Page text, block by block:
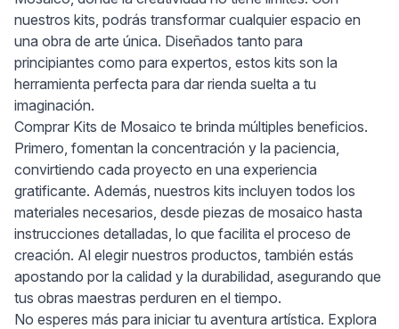
nuestros kits, podrás transformar cualquier espacio en
una obra de arte única. Diseñados tanto para
principiantes como para expertos, estos kits son la
herramienta perfecta para dar rienda suelta a tu
imaginación.
Comprar Kits de Mosaico te brinda múltiples beneficios.
Primero, fomentan la concentración y la paciencia,
convirtiendo cada proyecto en una experiencia
gratificante. Además, nuestros kits incluyen todos los
materiales necesarios, desde piezas de mosaico hasta
instrucciones detalladas, lo que facilita el proceso de
creación. Al elegir nuestros productos, también estás
apostando por la calidad y la durabilidad, asegurando que
tus obras maestras perduren en el tiempo.
No esperes más para iniciar tu aventura artística. Explora